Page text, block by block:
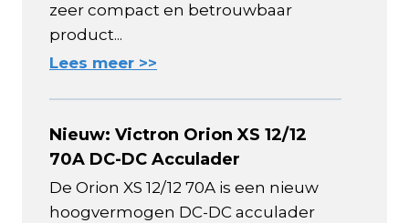
zeer compact en betrouwbaar
product...
Lees meer >>
Nieuw: Victron Orion XS 12/12
70A DC-DC Acculader
De Orion XS 12/12 70A is een nieuw
hoogvermogen DC-DC acculader